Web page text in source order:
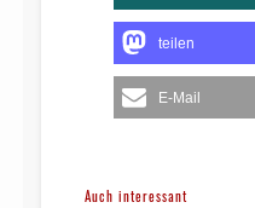
teilen
E-Mail
Auch interessant